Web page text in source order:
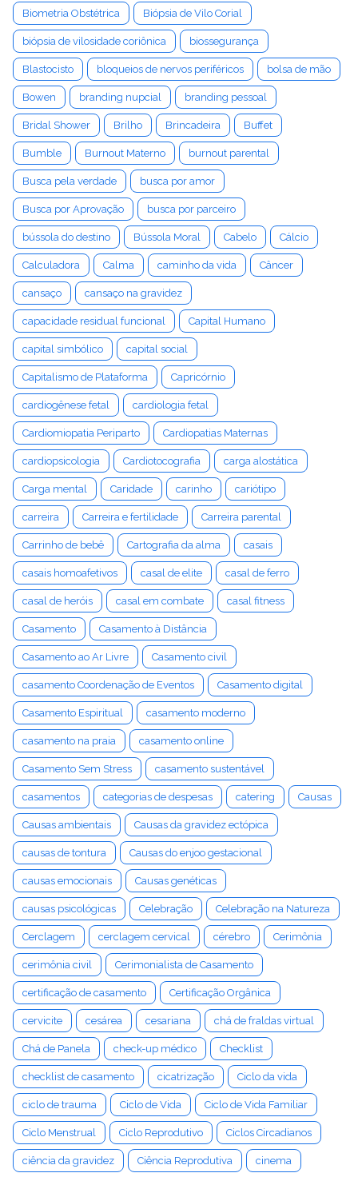
Biometria Obstétrica Biópsia de Vilo Corial
biópsia de vilosidade coriônica biossegurança
Blastocisto bloqueios de nervos periféricos bolsa de mão
Bowen branding nupcial branding pessoal
Bridal Shower Brilho Brincadeira Buffet
Bumble Burnout Materno burnout parental
Busca pela verdade busca por amor
Busca por Aprovação busca por parceiro
bússola do destino Bússola Moral Cabelo Cálcio
Calculadora Calma caminho da vida Câncer
cansaço cansaço na gravidez
capacidade residual funcional Capital Humano
capital simbólico capital social
Capitalismo de Plataforma Capricórnio
cardiogênese fetal cardiologia fetal
Cardiomiopatia Periparto Cardiopatias Maternas
cardiopsicologia Cardiotocografia carga alostática
Carga mental Caridade carinho cariótipo
carreira Carreira e fertilidade Carreira parental
Carrinho de bebê Cartografia da alma casais
casais homoafetivos casal de elite casal de ferro
casal de heróis casal em combate casal fitness
Casamento Casamento à Distância
Casamento ao Ar Livre Casamento civil
casamento Coordenação de Eventos Casamento digital
Casamento Espiritual casamento moderno
casamento na praia casamento online
Casamento Sem Stress casamento sustentável
casamentos categorias de despesas catering Causas
Causas ambientais Causas da gravidez ectópica
causas de tontura Causas do enjoo gestacional
causas emocionais Causas genéticas
causas psicológicas Celebração Celebração na Natureza
Cerclagem cerclagem cervical cérebro Cerimônia
cerimônia civil Cerimonialista de Casamento
certificação de casamento Certificação Orgânica
cervicite cesárea cesariana chá de fraldas virtual
Chá de Panela check-up médico Checklist
checklist de casamento cicatrização Ciclo da vida
ciclo de trauma Ciclo de Vida Ciclo de Vida Familiar
Ciclo Menstrual Ciclo Reprodutivo Ciclos Circadianos
ciência da gravidez Ciência Reprodutiva cinema